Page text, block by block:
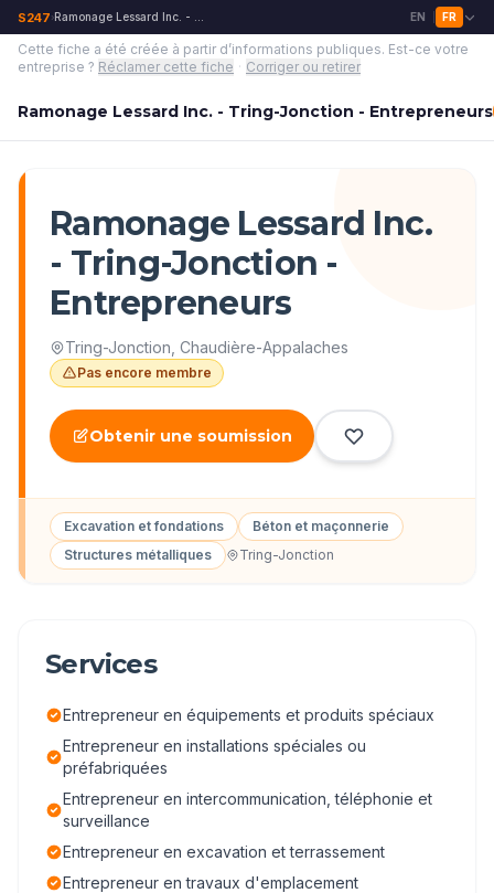
S247›Ramonage Lessard Inc. - Tring-Jonction - Entrepreneurs EN FR
Cette fiche a été créée à partir d’informations publiques. Est-ce votre
entreprise ? Réclamer cette fiche · Corriger ou retirer
Ramonage Lessard Inc. - Tring-Jonction - Entrepreneurs
Ramonage Lessard Inc.
- Tring-Jonction -
Entrepreneurs
Tring-Jonction Chaudière-Appalaches
Pas encore membre
Obtenir une soumission
Excavation et fondations
Béton et maçonnerie
Structures métalliques
Tring-Jonction
Services
Entrepreneur en équipements et produits spéciaux
Entrepreneur en installations spéciales ou
préfabriquées
Entrepreneur en intercommunication, téléphonie et
surveillance
Entrepreneur en excavation et terrassement
Entrepreneur en travaux d'emplacement